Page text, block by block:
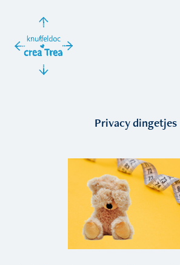
Privacy dingetjes